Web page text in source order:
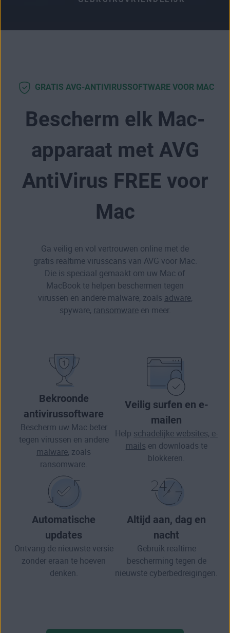
GRATIS AVG-ANTIVIRUSSOFTWARE VOOR MAC
Bescherm elk Mac-
apparaat met AVG
AntiVirus FREE voor
Mac
Ga veilig en vol vertrouwen online met de
gratis realtime virusscans van AVG voor Mac.
Die is speciaal gemaakt om uw Mac of
MacBook te helpen beschermen tegen
virussen en andere malware, zoals adware,
spyware, ransomwareen meer.
Bekroonde
antivirussoftware
Bescherm uw Mac beter
tegen virussen en andere
malware, zoals
ransomware.
Veilig surfen en e-
mailen
Help schadelijke websites, e-
mails en downloads te
blokkeren.
Automatische
updates
Ontvang de nieuwste versie
zonder eraan te hoeven
denken.
Altijd aan, dag en
nacht
Gebruik realtime
bescherming tegen de
nieuwste cyberbedreigingen.